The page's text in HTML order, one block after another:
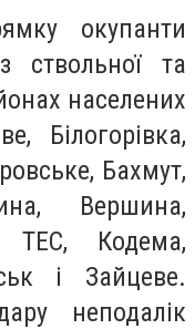
окупанти
ствольної та
населених
Білогорівка,
Бахмут,
Вершина,
ТЕС, Кодема,
і Зайцеве.
неподалік